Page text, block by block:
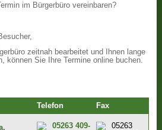
im Bürgerbüro vereinbaren?
zeitnah bearbeitet und Ihnen lange
können Sie Ihre Termine online buchen.
Telefon Fax
05263 409-
05263